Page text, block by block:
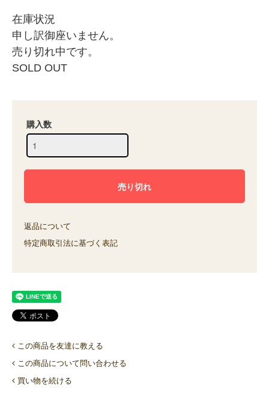
在庫状況
申し訳御座いません。
売り切れ中です。
SOLD OUT
購入数
返品について
特定商取引法に基づく表記
この商品を友達に教える
この商品について問い合わせる
買い物を続ける